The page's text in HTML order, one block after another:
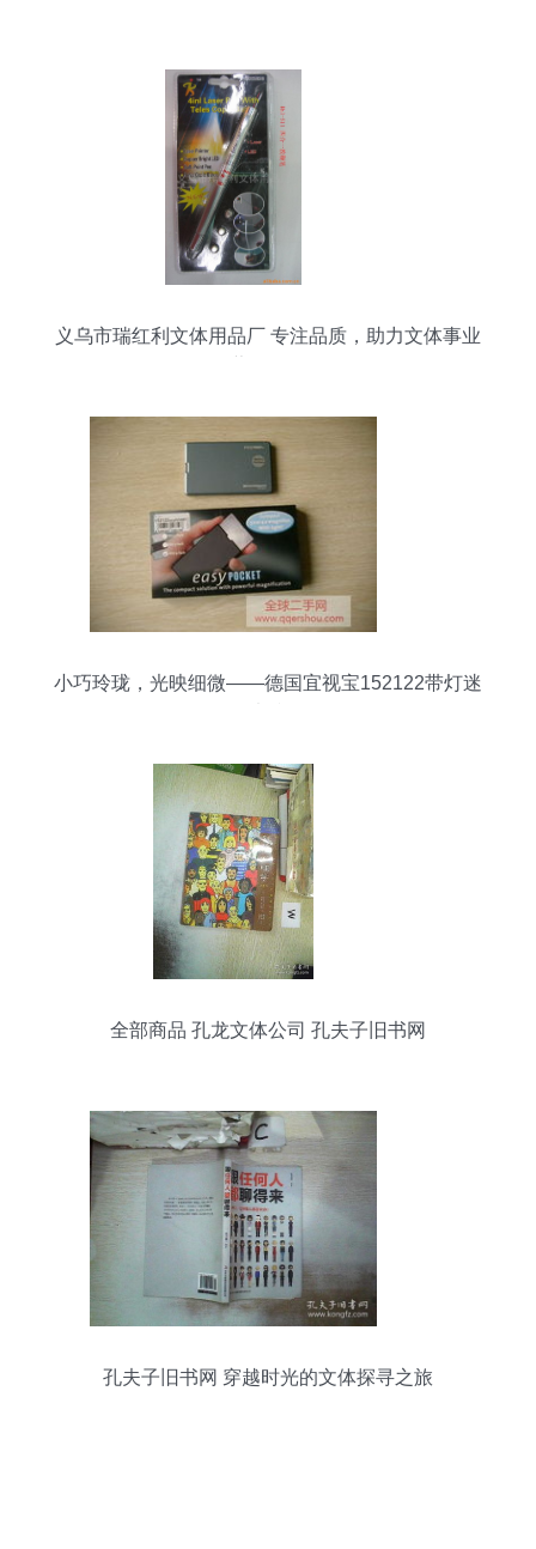
义乌市瑞红利文体用品厂 专注品质，助力文体事业
小巧玲珑，光映细微——德国宜视宝152122带灯迷
全部商品 孔龙文体公司 孔夫子旧书网
孔夫子旧书网 穿越时光的文体探寻之旅